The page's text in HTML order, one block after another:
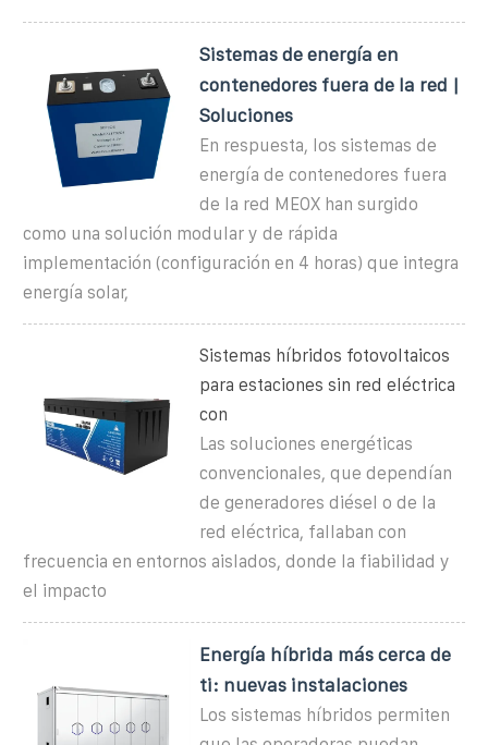
Sistemas de energía en
contenedores fuera de la red |
Soluciones
En respuesta, los sistemas de
energía de contenedores fuera
de la red MEOX han surgido
como una solución modular y de rápida
implementación (configuración en 4 horas) que integra
energía solar,
Sistemas híbridos fotovoltaicos
para estaciones sin red eléctrica
con
Las soluciones energéticas
convencionales, que dependían
de generadores diésel o de la
red eléctrica, fallaban con
frecuencia en entornos aislados, donde la fiabilidad y
el impacto
Energía híbrida más cerca de
ti: nuevas instalaciones
Los sistemas híbridos permiten